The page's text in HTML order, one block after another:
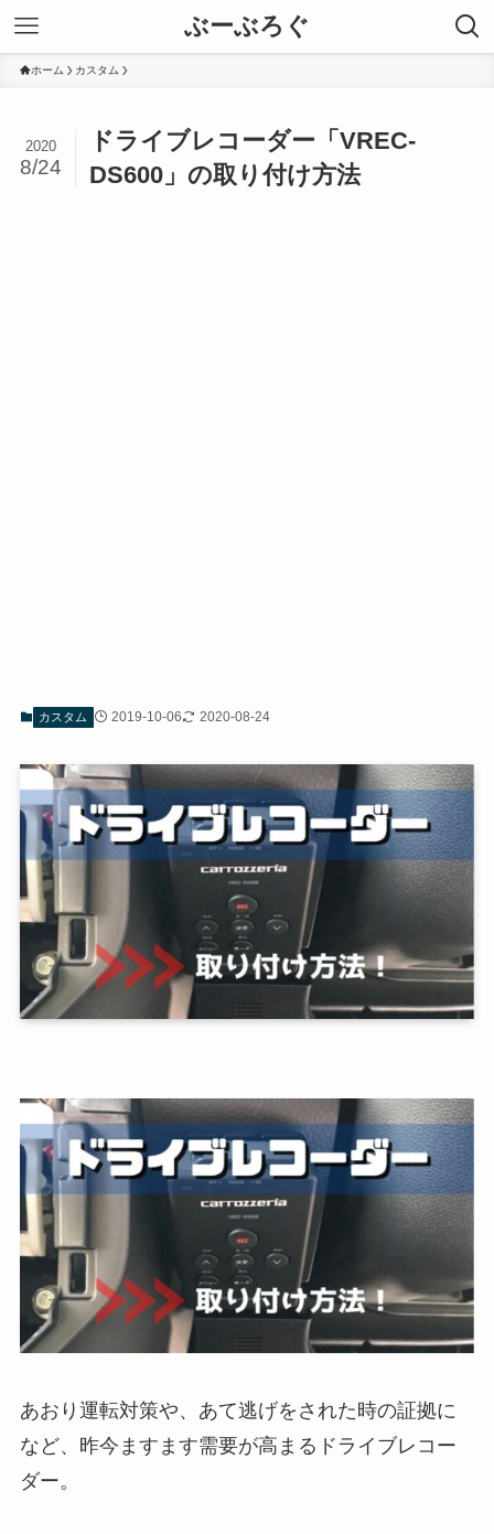
ぶーぶろぐ
ホーム カスタム
ドライブレコーダー「VREC-
DS600」の取り付け方法
2020
8/24
カスタム 2019-10-06 2020-08-24
あおり運転対策や、あて逃げをされた時の証拠に
など、昨今ますます需要が高まるドライブレコー
ダー。